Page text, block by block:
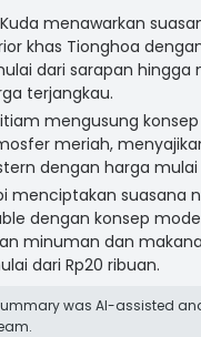
menawarkan
khas Tionghoa
dari sarapan hingga
terjangkau.
mengusung
meriah,
dengan harga mulai
menciptakan suasana
dengan konsep
minuman dan
dari Rp20 ribuan.
was AI-assisted